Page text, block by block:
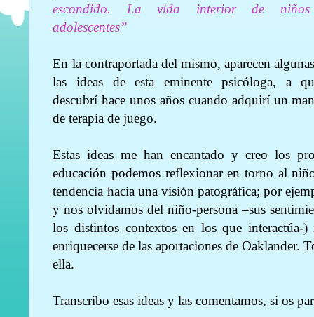
escondido. La vida interior de
adolescentes”
En la contraportada del mismo, aparecen
las ideas de esta eminente psicóloga, a
descubrí hace unos años cuando adquirí un
de terapia de juego.
Estas ideas me han encantado y creo los
educación podemos reflexionar en torno al
tendencia hacia una visión patográfica; por
y nos olvidamos del niño-persona –sus
los distintos contextos en los que interactúa-
enriquecerse de las aportaciones de Oaklander.
ella.
Transcribo esas ideas y las comentamos, si os